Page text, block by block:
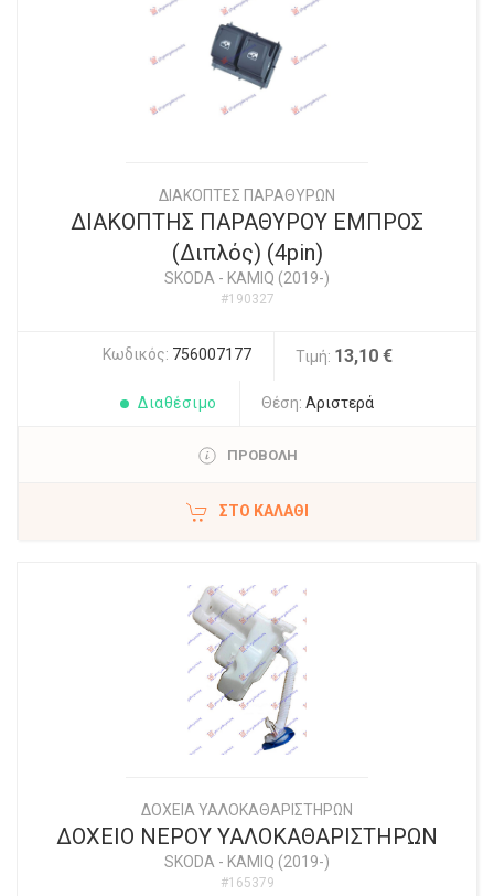
ΔΙΑΚΟΠΤΕΣ ΠΑΡΑΘΥΡΩΝ
ΔΙΑΚΟΠΤΗΣ ΠΑΡΑΘΥΡΟΥ ΕΜΠΡΟΣ
(Διπλός) (4pin)
SKODA - KAMIQ (2019-)
#190327
Κωδικός: 756007177 Τιμή: 13,10 €
Διαθέσιμο Θέση: Αριστερά
ΠΡΟΒΟΛΗ
ΣΤΟ ΚΑΛΆΘΙ
ΔΟΧΕΙΑ ΥΑΛΟΚΑΘΑΡΙΣΤΗΡΩΝ
ΔΟΧΕΙΟ ΝΕΡΟΥ ΥΑΛΟΚΑΘΑΡΙΣΤΗΡΩΝ
SKODA - KAMIQ (2019-)
#165379